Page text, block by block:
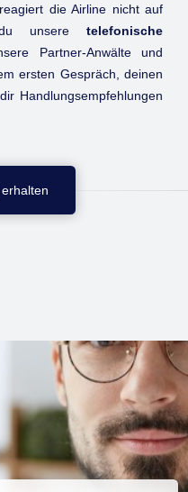
die Airline nicht auf
unsere telefonische
Partner-Anwälte und
ersten Gespräch, deinen
Handlungsempfehlungen